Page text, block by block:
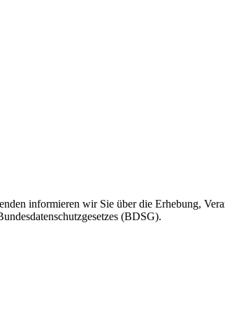
informieren wir Sie über die Erhebung,
(BDSG).